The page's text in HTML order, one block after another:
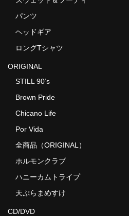
DVD
全商品（グッズ ）
タオル・リストバンド
雑誌
全商品
パンツ
ヘッドギア
ロングTシャツ
ORIGINAL
STILL 90’s
Brown Pride
Chicano Life
Por Vida
全商品（ORIGINAL）
ホルモンクラブ
ハニーカムトライプ
天ぷらまめすけ
CD/DVD